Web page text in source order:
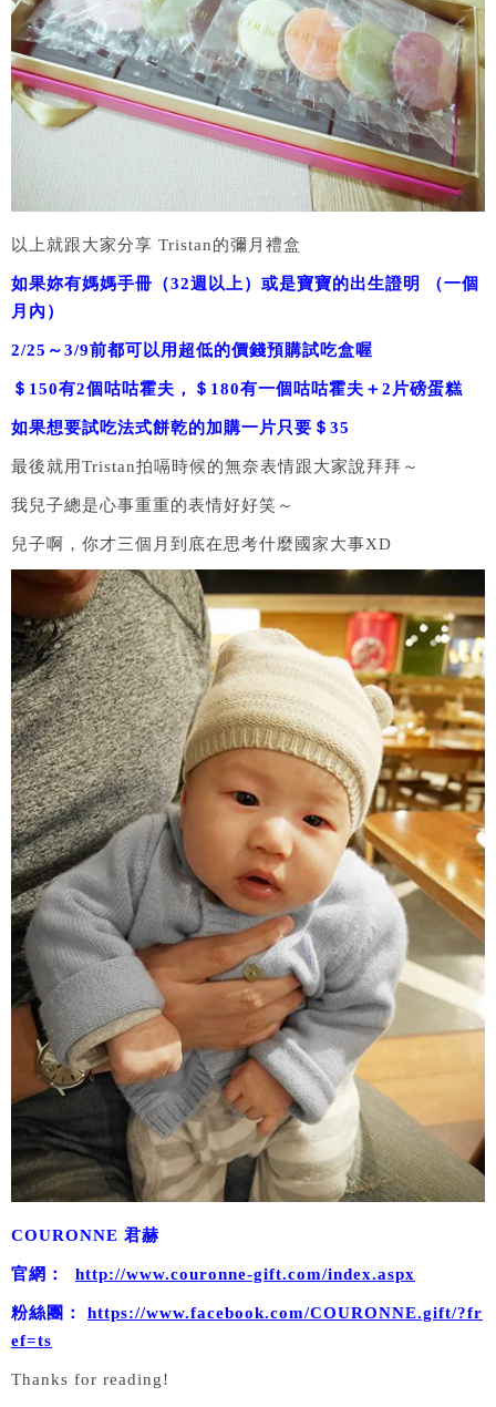
以上就跟大家分享 Tristan的彌月禮盒
如果妳有媽媽手冊（32週以上）或是寶寶的出生證明 （一個
月內）
2/25～3/9前都可以用超低的價錢預購試吃盒喔
＄150有2個咕咕霍夫，＄180有一個咕咕霍夫＋2片磅蛋糕
如果想要試吃法式餅乾的加購一片只要＄35
最後就用Tristan拍嗝時候的無奈表情跟大家說拜拜～
我兒子總是心事重重的表情好好笑～
兒子啊，你才三個月到底在思考什麼國家大事XD
COURONNE 君赫
官網： http://www.couronne-gift.com/index.aspx
粉絲團： https://www.facebook.com/COURONNE.gift/?fr
ef=ts
Thanks for reading!